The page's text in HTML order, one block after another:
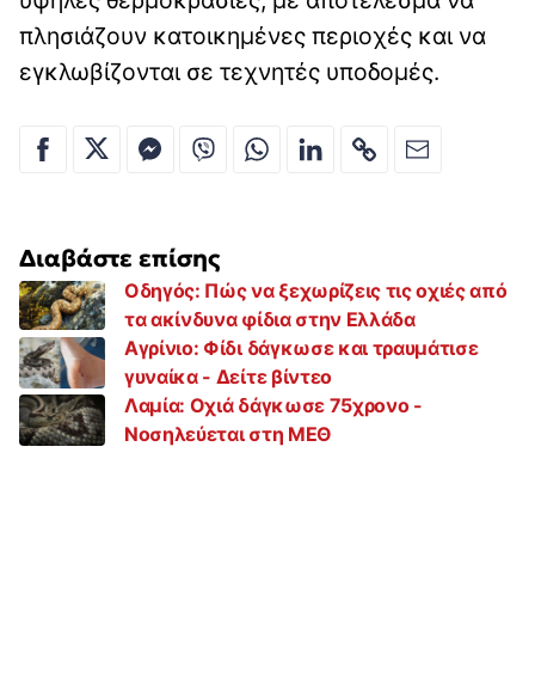
πλησιάζουν κατοικημένες περιοχές και να
εγκλωβίζονται σε τεχνητές υποδομές.
Διαβάστε επίσης
Οδηγός: Πώς να ξεχωρίζεις τις οχιές από
τα ακίνδυνα φίδια στην Ελλάδα
Αγρίνιο: Φίδι δάγκωσε και τραυμάτισε
γυναίκα - Δείτε βίντεο
Λαμία: Οχιά δάγκωσε 75χρονο -
Νοσηλεύεται στη ΜΕΘ